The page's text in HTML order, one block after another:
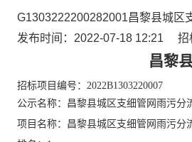
G1303222200282001昌黎县城区
发布时间：2022-07-18 12:21
招
昌黎
招标项目编号： 2022B1303220007
公示名称：昌黎县城区支细管网雨污
项目名称：昌黎县城区支细管网雨污分